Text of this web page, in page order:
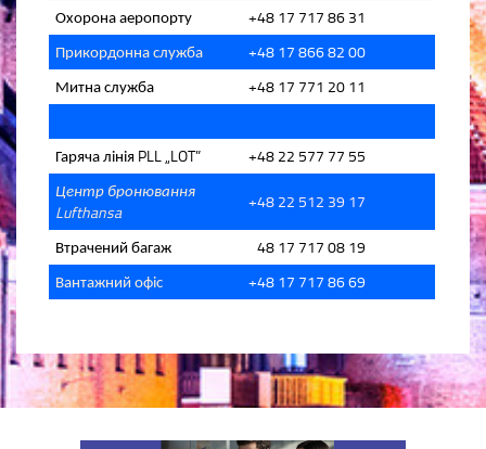
Охорона аеропорту +48 17 717 86 31
Прикордонна служба +48 17 866 82 00
Митна служба +48 17 771 20 11
Гаряча лінія PLL „LOT” +48 22 577 77 55
Центр бронювання
Lufthansa
+48 22 512 39 17
Втрачений багаж 48 17 717 08 19
Вантажний офіс +48 17 717 86 69